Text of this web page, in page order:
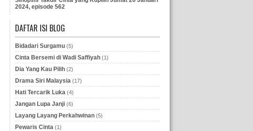
2024, episode 562
DAFTAR ISI BLOG
Bidadari Surgamu (5)
Cinta Bersemi di Wadi Saffiyah (1)
Dia Yang Kau Pilih (2)
Drama Siri Malaysia (17)
Hati Tercarik Luka (4)
Jangan Lupa Janji (6)
Layang Layang Perkahwinan (5)
Pewaris Cinta (1)